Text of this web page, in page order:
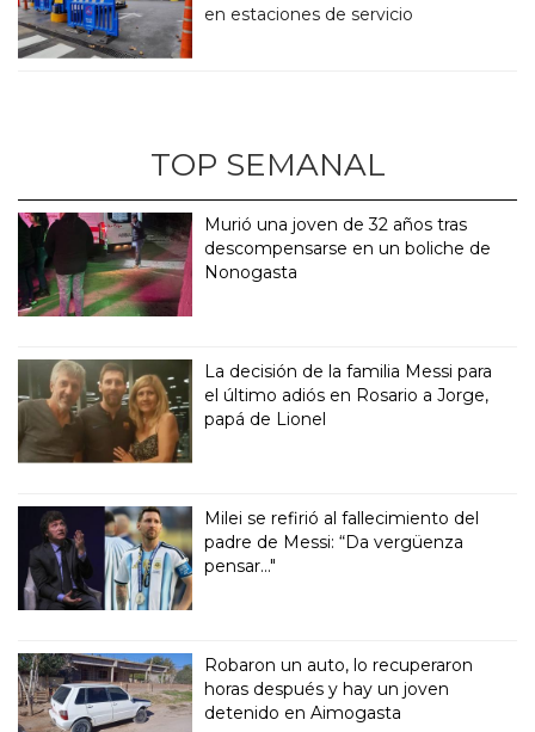
en estaciones de servicio
TOP SEMANAL
Murió una joven de 32 años tras
descompensarse en un boliche de
Nonogasta
La decisión de la familia Messi para
el último adiós en Rosario a Jorge,
papá de Lionel
Milei se refirió al fallecimiento del
padre de Messi: “Da vergüenza
pensar..."
Robaron un auto, lo recuperaron
horas después y hay un joven
detenido en Aimogasta